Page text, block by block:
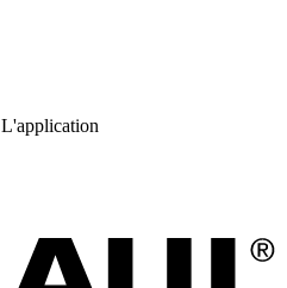
L'application